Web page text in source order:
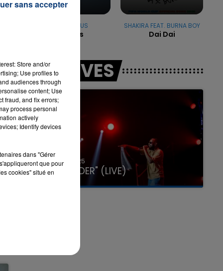
MILEY CYRUS
Flowers
SHAKIRA FEAT. BURNA BOY
Dai Dai
LES LIVES
31 janvier 2025
GIMS "SPIDER" (LIVE)
Store and/or
Use profiles to
audiences through
content; Use
fraud, and fix errors;
process personal
actively
Identify devices
dans "Gérer
que pour
cookies" situé en
sans accepter